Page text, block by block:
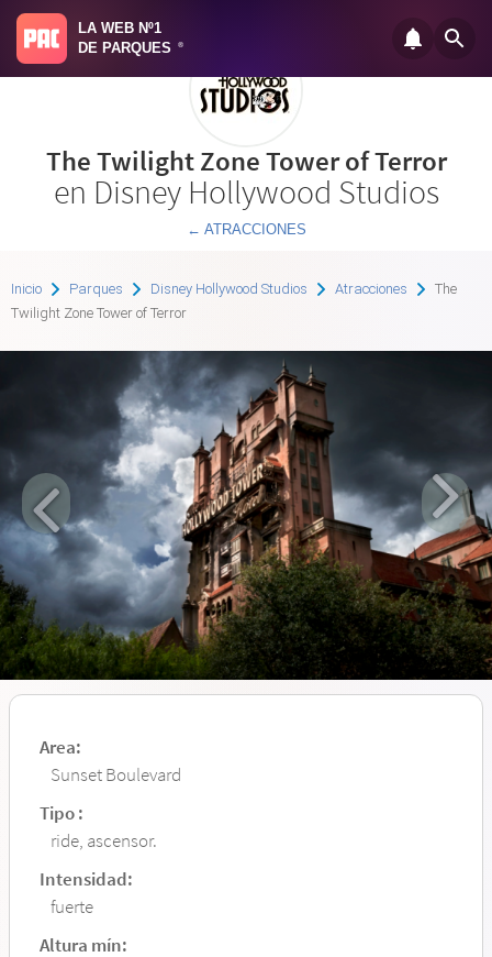
LA WEB Nº1
DE PARQUES
®
The Twilight Zone Tower of Terror
en Disney Hollywood Studios
← ATRACCIONES
Inicio Parques Disney Hollywood Studios Atracciones
The
Twilight Zone Tower of Terror
Area:
Sunset Boulevard
Tipo :
ride, ascensor.
Intensidad:
fuerte
Altura mín: